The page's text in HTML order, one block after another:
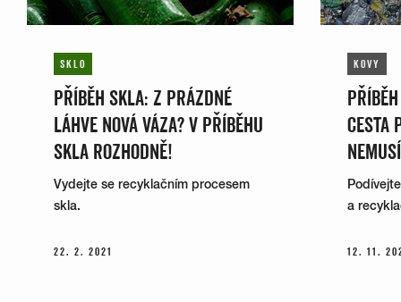
vnitřek do kontejneru na plasty.
BOX NA JÍDLO JEDNORÁZOVÝ
DALŠÍ ODPADY PLASTY
Se zbytky jídla směsný odpad. Vyprázdněný plastový
do kontejneru na plasty.
PLASTY PAPÍR
SKLO
PŘÍBĚH SKLA: Z PRÁZDNÉ
LÁHVE NOVÁ VÁZA? V PŘÍBĚHU
SKLA ROZHODNĚ!
Vydejte se recyklačním procesem
skla.
22. 2. 2021
KOVY
CESTA
a
12. 11.